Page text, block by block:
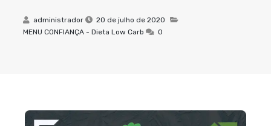
administrador
20 de julho de 2020
MENU CONFIANÇA - Dieta Low Carb
0